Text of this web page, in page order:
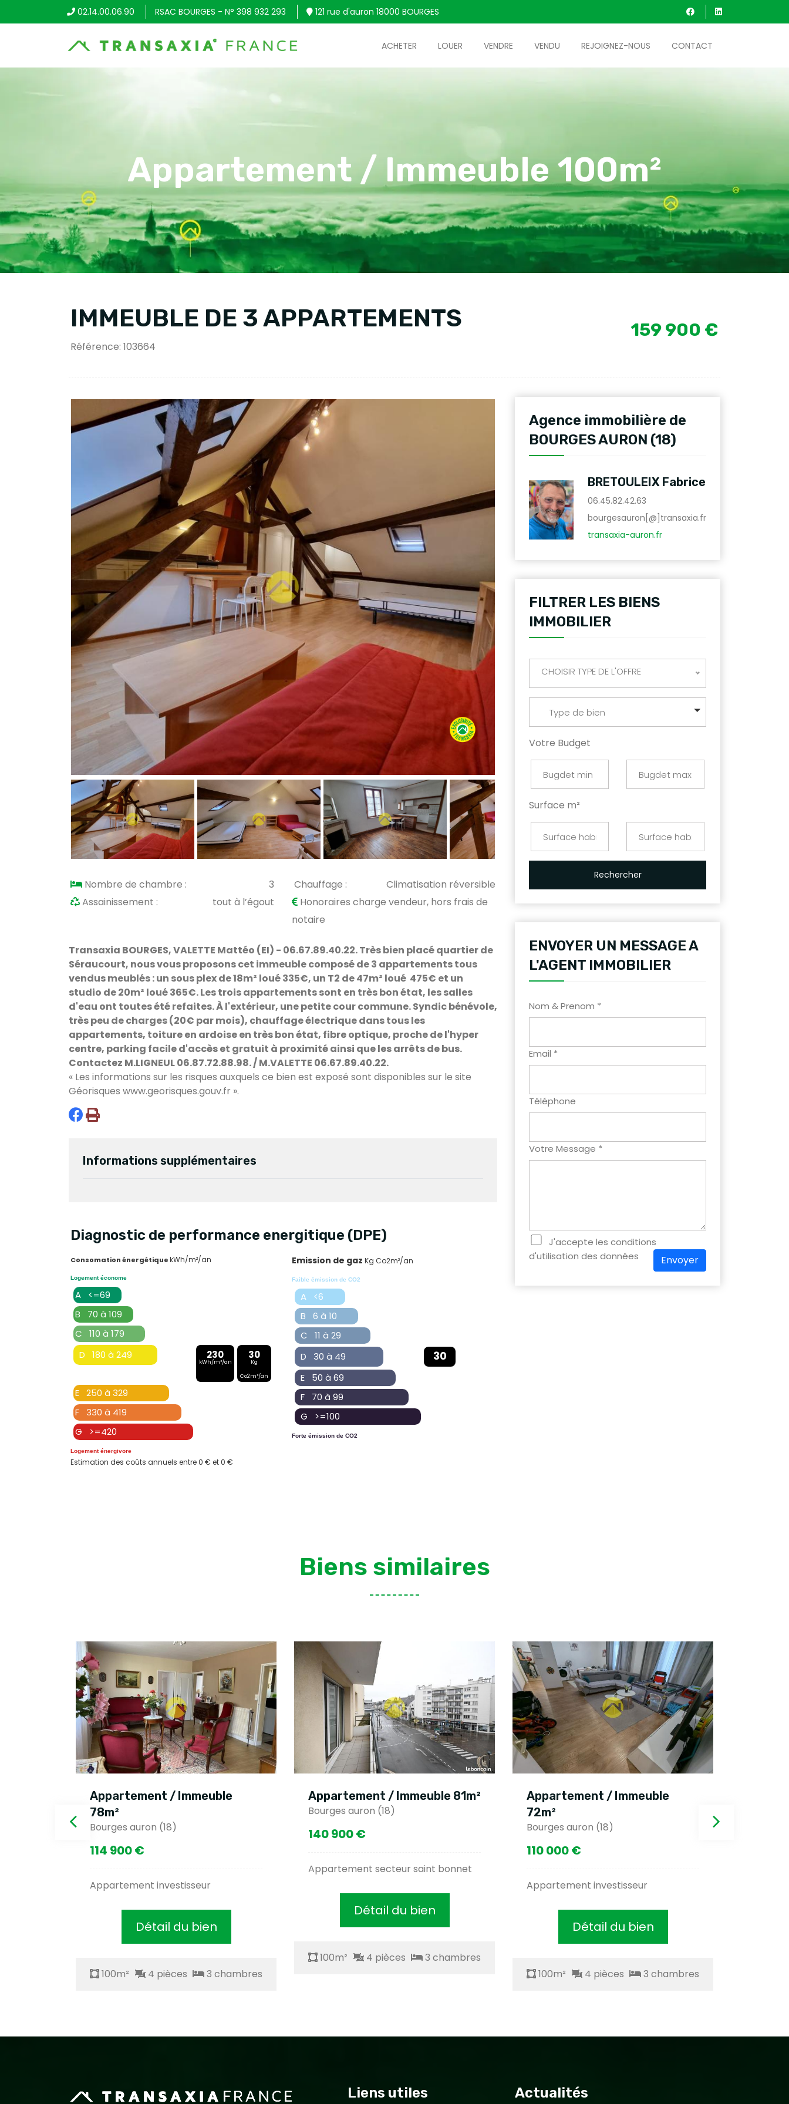
02.14.00.06.90 RSAC BOURGES - N° 398 932 293 121 rue d'auron 18000 BOURGES
ACHETER LOUER VENDRE VENDU REJOIGNEZ-NOUS CONTACT
Appartement / Immeuble 100m²
IMMEUBLE DE 3 APPARTEMENTS
Référence: 103664
159 900 €
Nombre de chambre : 3 Chauffage :
Climatisation réversible
Assainissement :
tout à l’égout
Honoraires charge vendeur, hors frais de
notaire
Transaxia BOURGES, VALETTE Mattéo (EI) - 06.67.89.40.22. Très bien placé quartier de
Séraucourt, nous vous proposons cet immeuble composé de 3 appartements tous
vendus meublés : un sous plex de 18m² loué 335€, un T2 de 47m² loué 475€ et un
studio de 20m² loué 365€. Les trois appartements sont en très bon état, les salles
d'eau ont toutes été refaites. À l'extérieur, une petite cour commune. Syndic bénévole,
très peu de charges (20€ par mois), chauffage électrique dans tous les
appartements, toiture en ardoise en très bon état, fibre optique, proche de l'hyper
centre, parking facile d'accès et gratuit à proximité ainsi que les arrêts de bus.
Contactez M.LIGNEUL 06.87.72.88.98. / M.VALETTE 06.67.89.40.22.
« Les informations sur les risques auxquels ce bien est exposé sont disponibles sur le site
Géorisques www.georisques.gouv.fr ».
Informations supplémentaires
Diagnostic de performance energitique (DPE)
Consomation énergétiquekWh/m²/an
Logement économe
A <=69
B 70 à 109
C 110 à 179
D 180 à 249
230
kWh/m²/an
30
Kg
Co2m²/an
E 250 à 329
F 330 à 419
G >=420
Logement énergivore
Estimation des coûts annuels entre 0 € et 0 €
Emission de gaz Kg Co2m²/an
Faible émission de CO2
A <6
B 6 à 10
C 11 à 29
D 30 à 49
30
E 50 à 69
F 70 à 99
G >=100
Forte émission de CO2
Agence immobilière de
BOURGES AURON (18)
BRETOULEIX Fabrice
06.45.82.42.63
bourgesauron[@]transaxia.fr
transaxia-auron.fr
FILTRER LES BIENS
IMMOBILIER
CHOISIR TYPE DE L'OFFRE
Type de bien
Votre Budget
Surface m²
Rechercher
ENVOYER UN MESSAGE A
L'AGENT IMMOBILIER
Nom & Prenom *
Email *
Téléphone
Votre Message *
J'accepte les conditions
d'utilisation des données
Envoyer
Biens similaires
Appartement / Immeuble
78m²
Bourges auron (18)
114 900 €
Appartement investisseur
Détail du bien
100m² 4 pièces 3 chambres
Appartement / Immeuble 81m²
Bourges auron (18)
140 900 €
Appartement secteur saint bonnet
Détail du bien
100m² 4 pièces 3 chambres
Appartement / Immeuble
72m²
Bourges auron (18)
110 000 €
Appartement investisseur
Détail du bien
100m² 4 pièces 3 chambres
Liens utiles Actualités